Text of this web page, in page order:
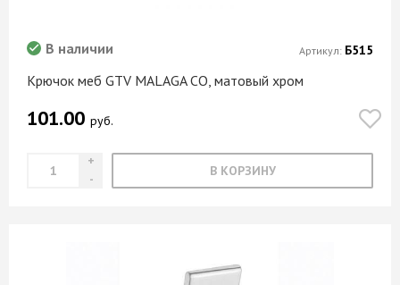
Крючок меб GTV MALAGA CO, матовый хром
В наличии
101.00 руб.
В КОРЗИНУ
Артикул: Б515